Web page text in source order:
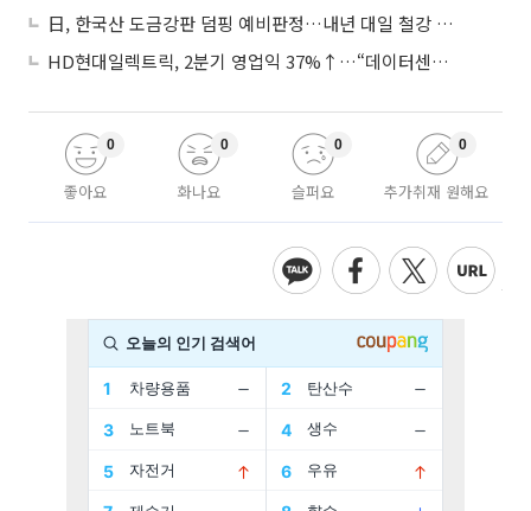
日, 한국산 도금강판 덤핑 예비판정…내년 대일 철강 수출 ‘빨간불’
HD현대일렉트릭, 2분기 영업익 37%↑…“데이터센터 사업, 새로운 성장 축”
좋아요
0
화나요
0
슬퍼요
0
추가취재 원해요
0